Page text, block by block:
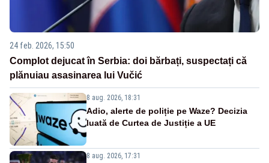
24 feb. 2026, 15:50
Complot dejucat în Serbia: doi bărbați, suspectați că
plănuiau asasinarea lui Vučić
8 aug. 2026, 18:31
Adio, alerte de poliție pe Waze? Decizia
luată de Curtea de Justiție a UE
8 aug. 2026, 17:31